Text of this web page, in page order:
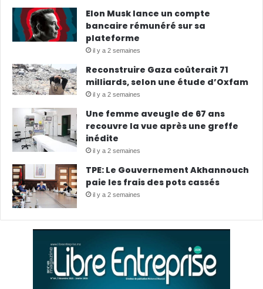
Elon Musk lance un compte
bancaire rémunéré sur sa
plateforme
il y a 2 semaines
Reconstruire Gaza coûterait 71
milliards, selon une étude d’Oxfam
il y a 2 semaines
Une femme aveugle de 67 ans
recouvre la vue après une greffe
inédite
il y a 2 semaines
TPE: Le Gouvernement Akhannouch
paie les frais des pots cassés
il y a 2 semaines